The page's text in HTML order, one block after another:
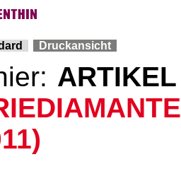
Druckansicht
ARTIKEL